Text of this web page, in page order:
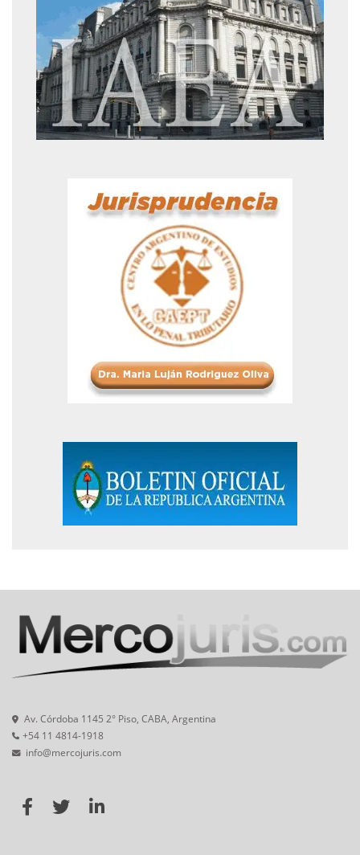
Av. Córdoba 1145 2° Piso, CABA, Argentina
+54 11 4814-1918
info@mercojuris.com